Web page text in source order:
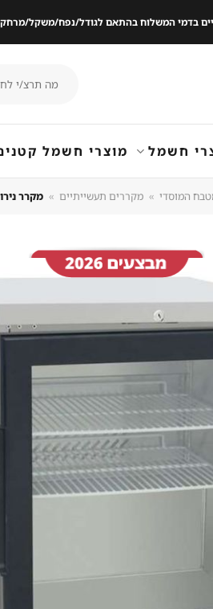
בדמי המשלוח בהתאם לגודל/נפח/משקל/
עבור:
חשמל מוצרי חשמל
המוסדי » מקררים תעשייתיים » מקרר